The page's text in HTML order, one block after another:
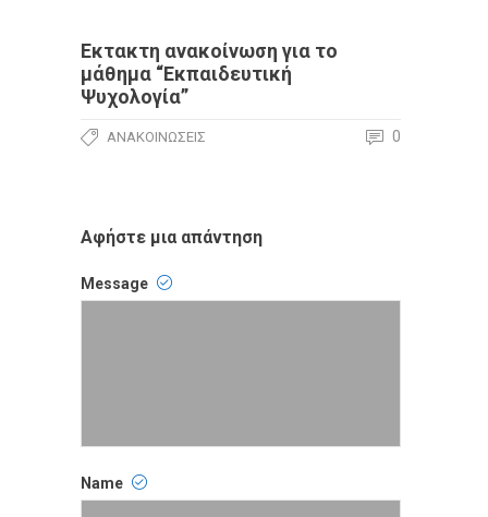
Εκτακτη ανακοίνωση για το
μάθημα “Εκπαιδευτική
Ψυχολογία”
ΑΝΑΚΟΙΝΏΣΕΙΣ 0
Αφήστε μια απάντηση
Message
Name